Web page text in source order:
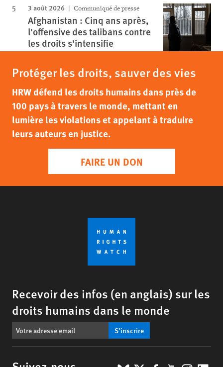
3 août 2026 Communiqué de presse
Afghanistan : Cinq ans après,
l'offensive des talibans contre
les droits s'intensifie
Protéger les droits, sauver des vies
HRW défend les droits humains dans près de
100 pays à travers le monde, mettant en
lumière les violations et appelant à traduire
leurs auteurs en justice.
FAIRE UN DON
Recevoir des infos (en anglais) sur les
droits humains dans le monde
S’inscrire